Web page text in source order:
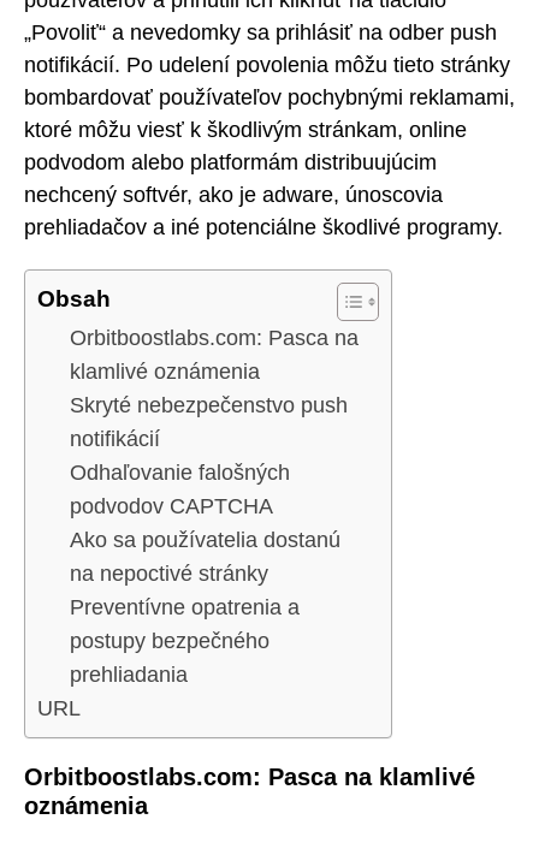
„Povoliť“ a nevedomky sa prihlásiť na odber push
notifikácií. Po udelení povolenia môžu tieto stránky
bombardovať používateľov pochybnými reklamami,
ktoré môžu viesť k škodlivým stránkam, online
podvodom alebo platformám distribuujúcim
nechcený softvér, ako je adware, únoscovia
prehliadačov a iné potenciálne škodlivé programy.
Obsah
Orbitboostlabs.com: Pasca na
klamlivé oznámenia
Skryté nebezpečenstvo push
notifikácií
Odhaľovanie falošných
podvodov CAPTCHA
Ako sa používatelia dostanú
na nepoctivé stránky
Preventívne opatrenia a
postupy bezpečného
prehliadania
URL
Orbitboostlabs.com: Pasca na klamlivé
oznámenia